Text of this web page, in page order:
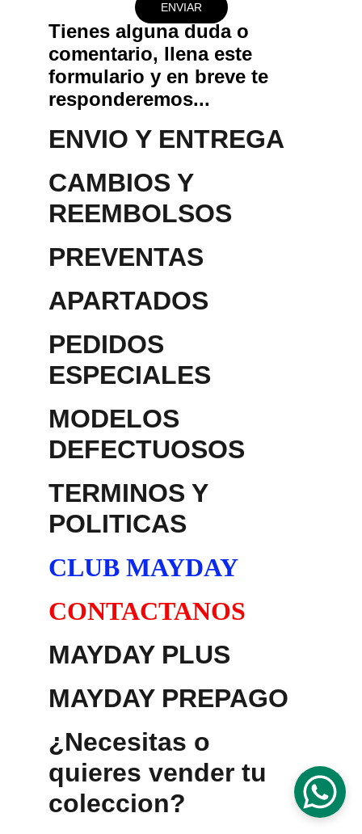
ENVIAR
Tienes alguna duda o
comentario, llena este
formulario y en breve te
responderemos...
ENVIO Y ENTREGA
CAMBIOS Y
REEMBOLSOS
PREVENTAS
APARTADOS
PEDIDOS
ESPECIALES
MODELOS
DEFECTUOSOS
TERMINOS Y
POLITICAS
CLUB MAYDAY
MAYDAY PLUS
MAYDAY PREPAGO
¿Necesitas o
quieres vender tu
coleccion?
CONTACTANOS